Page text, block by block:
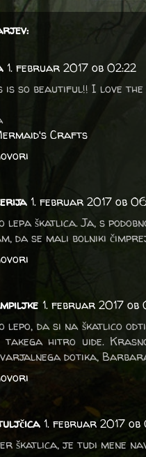
1. februar 2017 ob 02:22
is so beautiful!! I love the
Crafts
1. februar 2017 ob
lepa škatlica. Ja, s
da se mali bolniki
1. februar 2017 ob
lepo, da si na škatlico
hitro uide.
dotika,
1. februar 2017 ob
škatlica, je tudi mene